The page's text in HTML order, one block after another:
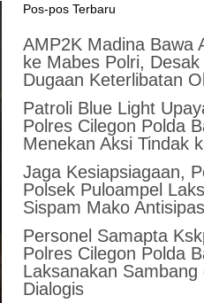
Pos-pos Terbaru
AMP2K Madina Bawa
ke Mabes Polri,
Dugaan Keterlibatan
Patroli Blue Light
Polres Cilegon Polda
Menekan Aksi Tindak
Jaga Kesiapsiagaan,
Polsek Puloampel
Sispam Mako
Personel Samapta
Polres Cilegon Polda
Laksanakan Sambang
Dialogis